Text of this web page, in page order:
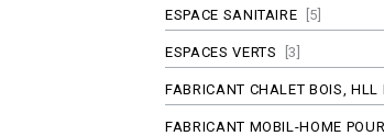
ESPACE SANITAIRE [5]
ESPACES VERTS [3]
FABRICANT CHALET BOIS, HLL
FABRICANT MOBIL-HOME POUR